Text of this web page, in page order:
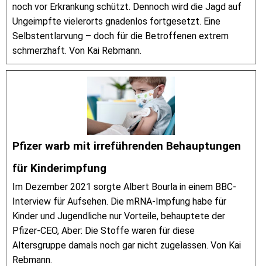
noch vor Erkrankung schützt. Dennoch wird die Jagd auf
Ungeimpfte vielerorts gnadenlos fortgesetzt. Eine
Selbstentlarvung – doch für die Betroffenen extrem
schmerzhaft. Von Kai Rebmann.
Pfizer warb mit irreführenden Behauptungen
für Kinderimpfung
Im Dezember 2021 sorgte Albert Bourla in einem BBC-
Interview für Aufsehen. Die mRNA-Impfung habe für
Kinder und Jugendliche nur Vorteile, behauptete der
Pfizer-CEO, Aber: Die Stoffe waren für diese
Altersgruppe damals noch gar nicht zugelassen. Von Kai
Rebmann.